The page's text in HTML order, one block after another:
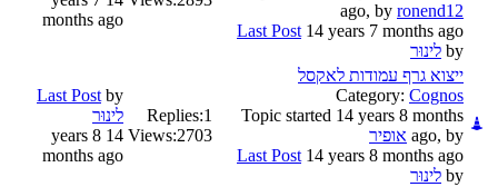
ago, by ronend12
Last Post 14 years 7 months ago
by לינוּר
months ago
ייצוא גרף עמודות לאקסל
Category: Cognos
Topic started 14 years 8 months
ago, by אופיר
Last Post 14 years 8 months ago
by לינוּר
Replies:1
Views:2703
Last Post by
לינוּר
14 years 8
months ago